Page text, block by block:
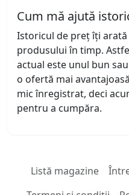
Cum mă ajută
Istoricul de preț îți
produsului în timp.
actual este unul bun
o ofertă mai
mic înregistrat, deci
pentru a cumpăra.
Listă magazine